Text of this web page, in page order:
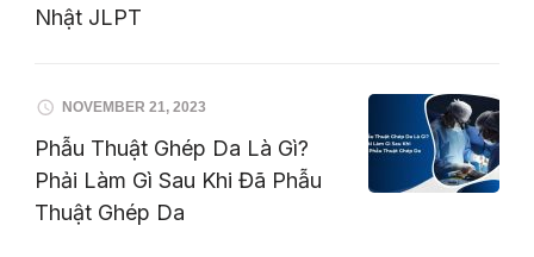
Nhật JLPT
NOVEMBER 21, 2023
Phẫu Thuật Ghép Da Là Gì?
Phải Làm Gì Sau Khi Đã Phẫu
Thuật Ghép Da